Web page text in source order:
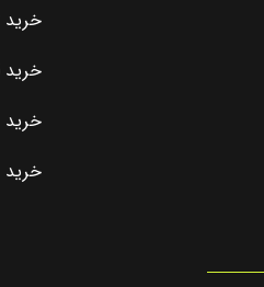
خرید
خرید
خرید